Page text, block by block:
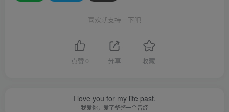
喜欢就支持一下吧
点赞 0 分享 收藏
I love you for my life past.
我爱你，爱了整整一个曾经